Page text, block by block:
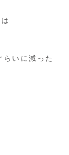
いに減った